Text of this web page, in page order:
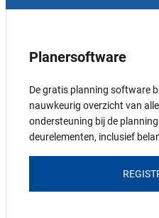
Planersoftware
De gratis planning software
nauwkeurig overzicht van
ondersteuning bij de
deurelementen, inclusief